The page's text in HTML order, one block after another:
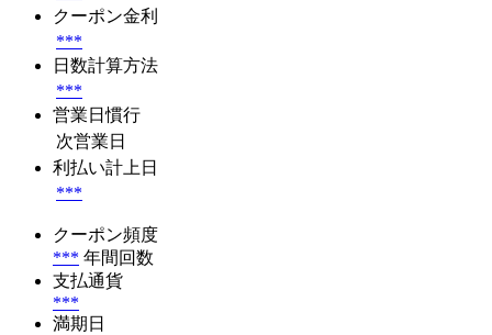
クーポン金利
***
日数計算方法
***
営業日慣行
次営業日
利払い計上日
***
クーポン頻度
*** 年間回数
支払通貨
***
満期日